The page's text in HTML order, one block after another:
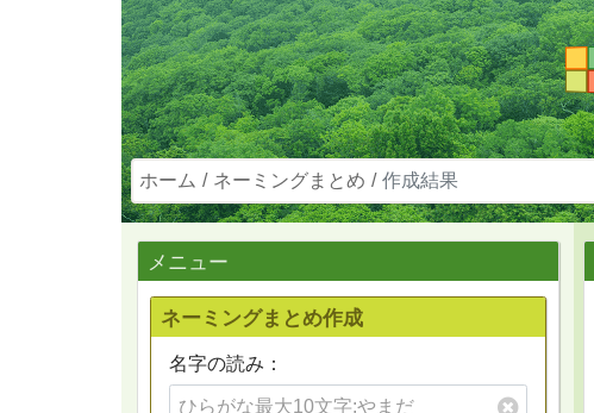
ホーム ネーミングまとめ 作成結果
メニュー
ネーミングまとめ作成
名字の読み：